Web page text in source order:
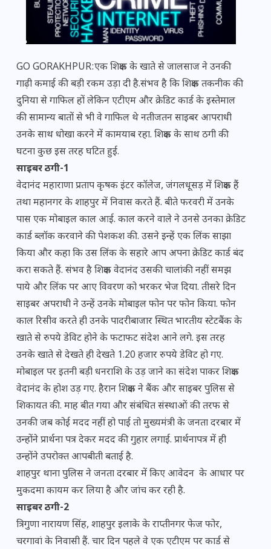
GO GORAKHPUR:एक शिक्षक के खाते से जालसाज ने उनकी
गाढ़ी कमाई की बड़ी रकम उड़ा दी है.संभव है कि शिक्षक तकनीक की
दुनिया से गाफिल हों लेकिन एटीएम और क्रेडिट कार्ड के इस्तेमाल
की सामान्य बातों से भी वे गाफिल थे नतीजतन साइबर आपराधी
उनके साथ धोखा करने में कामयाब रहा. शिक्षक के साथ ठगी की
घटना कुछ इस तरह घटित हुई.
साइबर ठगी-1
वेदानंद महाराणा प्रताप कृषक इंटर कॉलेज, जंगलधूसड़ में शिक्षक हैं
तथा महानगर के शाहपुर में निवास करते हैं. बीते फरवरी में उनके
पास एक मोबाइल काल आई. काल करने वाले ने उनसे उनका क्रेडिट
कार्ड ब्लॉक करवाने की पेशकश की. उसने इन्हें एक लिंक साझा
किया और कहा कि उस लिंक के सहारे आप अपना क्रेडिट कार्ड बंद
करा सकते हैं. संभव है शिक्षक वेदानंद उसकी चालांकी नहीं समझ
पाये और लिंक पर आए विवरण को भरकर भेज दिया. तीसरे दिन
साइबर अपराधी ने उन्हें उनके मोबाइल फोन पर फोन किया. फोन
काल रिसीव करते ही उनके पादरीबाजार स्थित भारतीय स्टेटबैंक के
खाते से रुपये डेविट होने के फटाफट संदेश आने लगे. इस तरह
उनके खाते से देखते ही देखते 1.20 हजार रुपये डेविट हो गए.
मोबाइल पर इतनी बड़ी धनराशि के उड़ जाने का संदेश पाकर शिक्षक
वेदानंद के होश उड़ गए. हैरान शिक्षक ने बैंक और साइबर पुलिस से
शिकायत की. माह बीत गया और संबंधित संस्थाओं की तरफ से
उनकी जब कोई मदद नहीं हो पाई तो मुख्यमंत्री के जनता दरबार में
उन्होंने प्रार्थना पत्र देकर मदद की गुहार लगाई. प्रार्थनापत्र में ही
उन्होंने उपरोक्त आपबीती बताई है.
शाहपुर थाना पुलिस ने जनता दरबार में किए आवेदन के आधार पर
मुकदमा कायम कर लिया है और जांच कर रही है.
साइबर ठगी-2
त्रिगुणा नारायण सिंह, शाहपुर इलाके के राप्तीनगर फेज फोर,
चरगावां के निवासी हैं. चार दिन पहले वे एक एटीएम पर कार्ड से